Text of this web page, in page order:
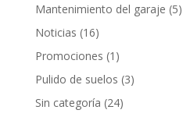
Mantenimiento del garaje (5)
Noticias (16)
Promociones (1)
Pulido de suelos (3)
Sin categoría (24)